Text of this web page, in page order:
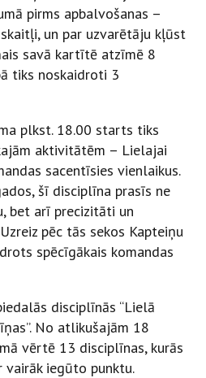
pirms apbalvošanas –
un par uzvarētāju kļūst
savā kartītē atzīmē 8
tiks noskaidroti 3
plkst. 18.00 starts tiks
aktivitātēm – Lielajai
sacentīsies vienlaikus.
šī disciplīna prasīs ne
bet arī precizitāti un
pēc tās sekos Kapteiņu
spēcīgākais komandas
disciplīnās “Lielā
No atlikušajām 18
vērtē 13 disciplīnas, kurās
vairāk iegūto punktu.